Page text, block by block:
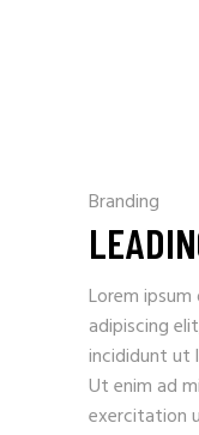
Branding
Lorem
adipiscing
incididunt ut
Ut enim ad
exercitation